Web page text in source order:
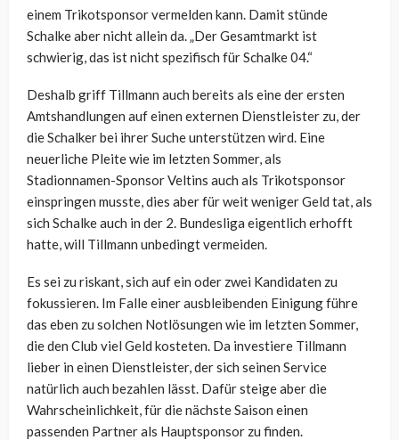
einem Trikotsponsor vermelden kann. Damit stünde
Schalke aber nicht allein da. „Der Gesamtmarkt ist
schwierig, das ist nicht spezifisch für Schalke 04.“
Deshalb griff Tillmann auch bereits als eine der ersten
Amtshandlungen auf einen externen Dienstleister zu, der
die Schalker bei ihrer Suche unterstützen wird. Eine
neuerliche Pleite wie im letzten Sommer, als
Stadionnamen-Sponsor Veltins auch als Trikotsponsor
einspringen musste, dies aber für weit weniger Geld tat, als
sich Schalke auch in der 2. Bundesliga eigentlich erhofft
hatte, will Tillmann unbedingt vermeiden.
Es sei zu riskant, sich auf ein oder zwei Kandidaten zu
fokussieren. Im Falle einer ausbleibenden Einigung führe
das eben zu solchen Notlösungen wie im letzten Sommer,
die den Club viel Geld kosteten. Da investiere Tillmann
lieber in einen Dienstleister, der sich seinen Service
natürlich auch bezahlen lässt. Dafür steige aber die
Wahrscheinlichkeit, für die nächste Saison einen
passenden Partner als Hauptsponsor zu finden.